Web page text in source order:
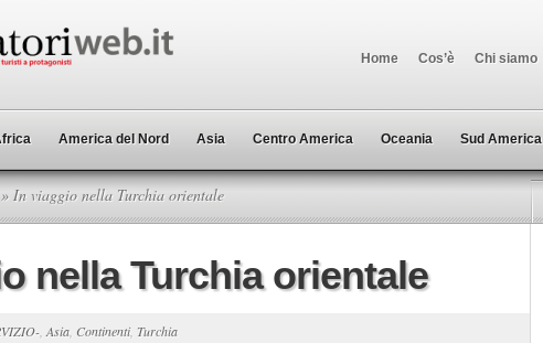
Home Cos’è Chi siamo
America del Nord Asia Centro America Oceania Sud America
» In viaggio nella Turchia orientale
nella Turchia orientale
Asia Continenti, Turchia